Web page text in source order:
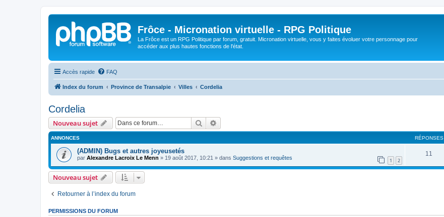
Frôce - Micronation virtuelle - RPG Politique
La Frôce est un RPG Politique par forum, gratuit. Micronation virtuelle, vous y faites évoluer votre personnage pour
accéder aux plus hautes fonctions de l'état.
Accès rapide FAQ
Index du forum Province de Transalpie Villes Cordelia
Cordelia
Nouveau sujet Rechercher
ANNONCES RÉPONSES
(ADMIN) Bugs et autres joyeusetés
par Alexandre Lacroix Le Menn » 19 août 2017, 10:21 » dans Suggestions et requêtes 1 2
11
Nouveau sujet
Retourner à l’index du forum
PERMISSIONS DU FORUM